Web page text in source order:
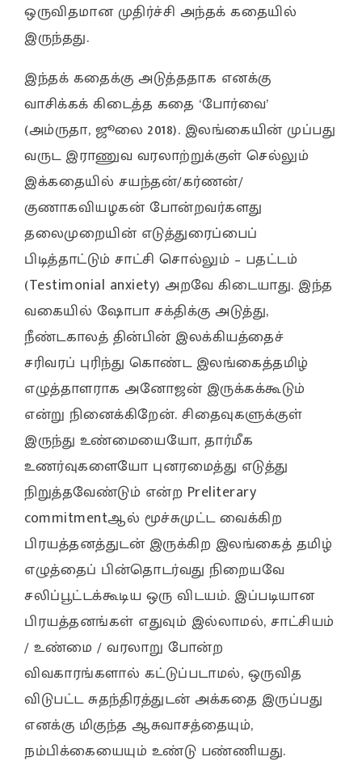
ஒருவிதமான முதிர்ச்சி அந்தக் கதையில்
இருந்தது.
இந்தக் கதைக்கு அடுத்ததாக எனக்கு
வாசிக்கக் கிடைத்த கதை ‘போர்வை’
(அம்ருதா, ஜூலை 2018). இலங்கையின் முப்பது
வருட இராணுவ வரலாற்றுக்குள் செல்லும்
இக்கதையில் சயந்தன்/கர்ணன்/
குணாகவியழகன் போன்றவர்களது
தலைமுறையின் எடுத்துரைப்பைப்
பிடித்தாட்டும் சாட்சி சொல்லும் – பதட்டம்
(Testimonial anxiety) அறவே கிடையாது. இந்த
வகையில் ஷோபா சக்திக்கு அடுத்து,
நீண்டகாலத் தின்பின் இலக்கியத்தைச்
சரிவரப் புரிந்து கொண்ட இலங்கைத்தமிழ்
எழுத்தாளராக அனோஜன் இருக்கக்கூடும்
என்று நினைக்கிறேன். சிதைவுகளுக்குள்
இருந்து உண்மையையோ, தார்மீக
உணர்வுகளையோ புனரமைத்து எடுத்து
நிறுத்தவேண்டும் என்ற Preliterary
commitmentஆல் மூச்சுமுட்ட வைக்கிற
பிரயத்தனத்துடன் இருக்கிற இலங்கைத் தமிழ்
எழுத்தைப் பின்தொடர்வது நிறையவே
சலிப்பூட்டக்கூடிய ஒரு விடயம். இப்படியான
பிரயத்தனங்கள் எதுவும் இல்லாமல், சாட்சியம்
/ உண்மை / வரலாறு போன்ற
விவகாரங்களால் கட்டுப்படாமல், ஒருவித
விடுபட்ட சுதந்திரத்துடன் அக்கதை இருப்பது
எனக்கு மிகுந்த ஆசுவாசத்தையும்,
நம்பிக்கையையும் உண்டு பண்ணியது.